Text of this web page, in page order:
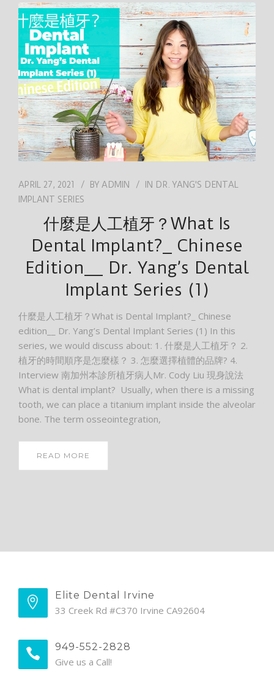
APRIL 27, 2021 BY ADMIN IN DR. YANG'S DENTAL
IMPLANT SERIES
什麼是人工植牙？What Is
Dental Implant?_ Chinese
Edition__ Dr. Yang’s Dental
Implant Series (1)
什麼是人工植牙？What is Dental Implant?_ Chinese
edition__ Dr. Yang’s Dental Implant Series (1) In this
series, we would discuss about: 1. 什麼是人工植牙？ 2.
植牙的時間順序是怎麼樣？ 3. 怎麼選擇植體的品牌? 4.
Interview 南加州本診所植牙病人Mr. Cody Liu 現身說法
What is dental implant? Usually, when there is a missing
tooth, we can place a titanium implant inside the alveolar
bone. The term osseointegration,
READ MORE
Elite Dental Irvine
33 Creek Rd #C370 Irvine CA92604
949-552-2828
Give us a Call!